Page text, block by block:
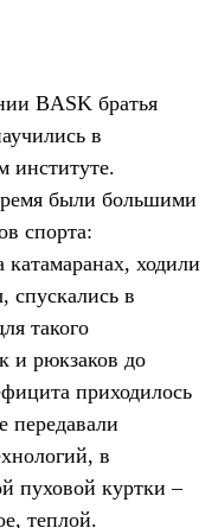
BASK братья
в
институте.
были большими
спорта:
ходили
спускались в
такого
и рюкзаков до
приходилось
передавали
в
пуховой куртки –
теплой.